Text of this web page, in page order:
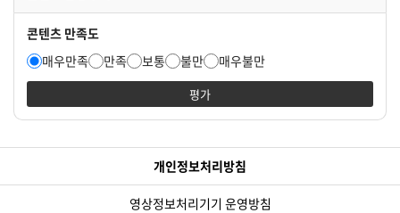
콘텐츠 만족도
매우만족
만족 보통 불만 매우불만
평가
개인정보처리방침
영상정보처리기기 운영방침